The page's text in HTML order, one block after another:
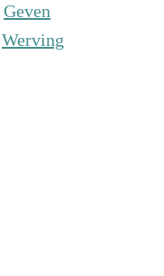
Geven
Werving